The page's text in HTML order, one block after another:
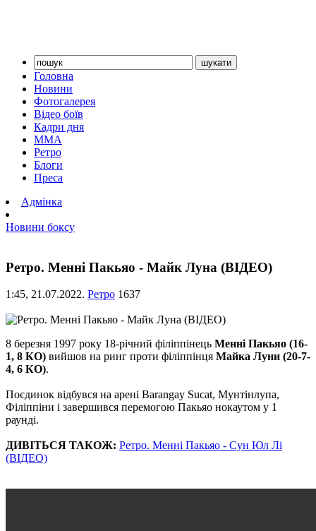
Головна
Новини
Фотогалерея
Відео боїв
Кадри дня
ММА
Ретро
Блоги
Преса
Адмінка
Новини боксу
Ретро. Менні Пакьяо - Майк Луна (ВІДЕО)
1:45, 21.07.2022. Ретро 1637
8 березня 1997 року 18-річний філіппінець Менні Пакьяо (16-
1, 8 КО) вийшов на ринг проти філіппінця Майка Луни (20-7-
4, 6 КО).
Поєдинок відбувся на арені Barangay Sucat, Мунтінлупа,
Філіппіни і завершився перемогою Пакьяо нокаутом у 1
раунді.
ДИВІТЬСЯ ТАКОЖ: Ретро. Менні Пакьяо - Cун Юл Лі
(ВІДЕО)